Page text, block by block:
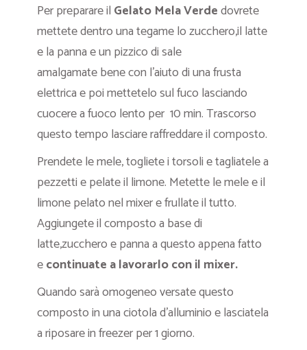
Per preparare il Gelato Mela Verdedovrete
mettete dentro una tegame lo zucchero,il latte
e la panna e un pizzico di sale
amalgamatebene con l’aiuto di una frusta
elettrica e poi mettetelo sul fuco lasciando
cuocere a fuoco lento per 10 min. Trascorso
questo tempo lasciare raffreddare il composto.
Prendete le mele, togliete i torsoli e tagliatele a
pezzetti e pelate il limone. Metette le mele e il
limone pelato nel mixer e frullate il tutto.
Aggiungete il composto a base di
latte,zucchero e panna a questo appena fatto
econtinuate a lavorarlo con il mixer.
Quando sarà omogeneo versate questo
composto in una ciotola d’alluminio e lasciatela
a riposare in freezer per 1 giorno.